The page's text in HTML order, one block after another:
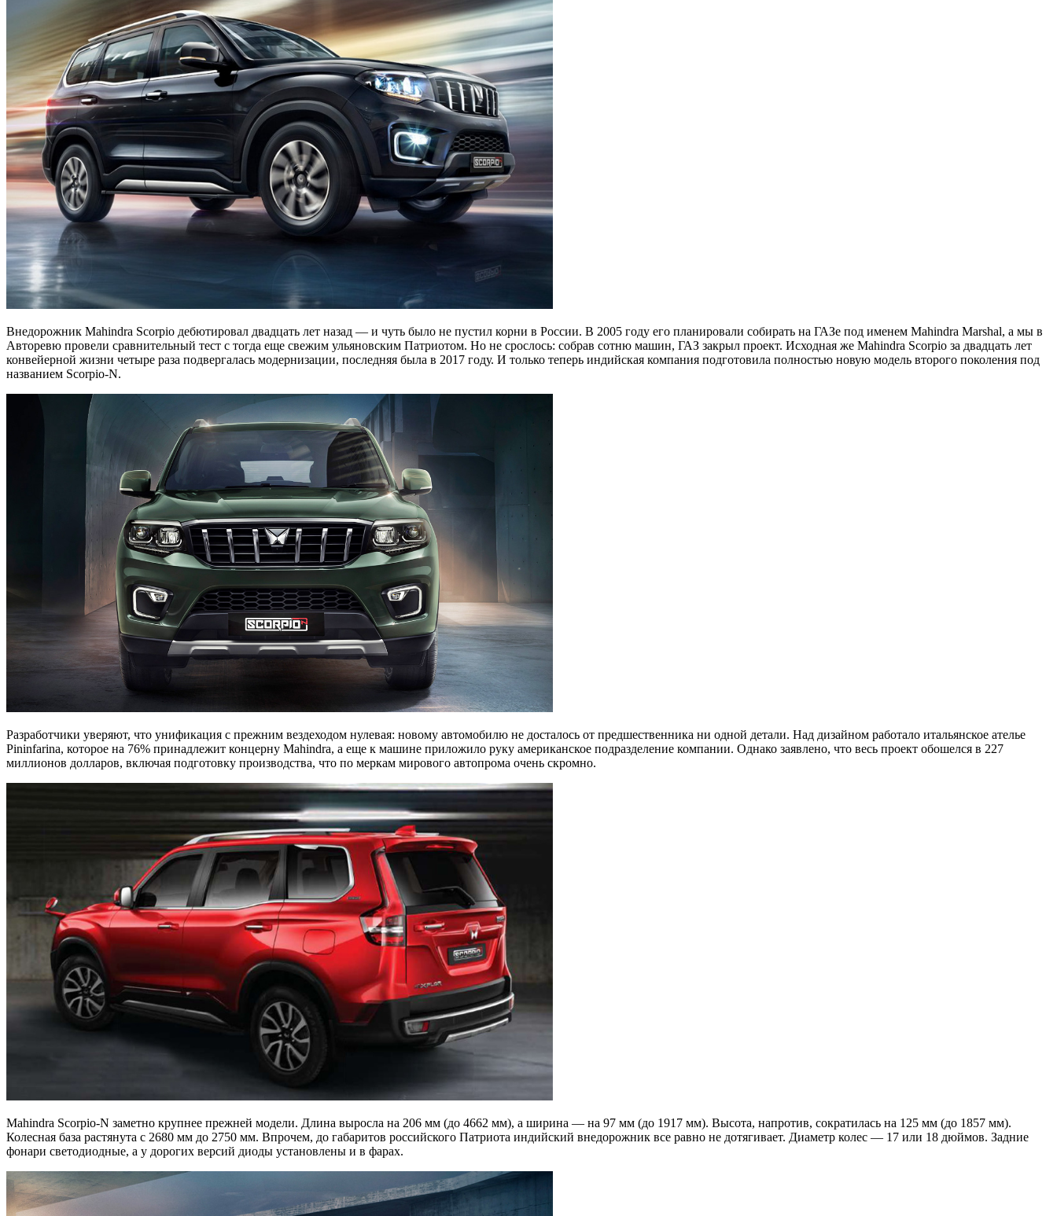
Внедорожник Mahindra Scorpio дебютировал двадцать лет назад — и чуть было не пустил корни в России. В 2005 году его планировали собирать на ГАЗе под именем Mahindra Marshal, а мы в
Авторевю провели сравнительный тест с тогда еще свежим ульяновским Патриотом. Но не срослось: собрав сотню машин, ГАЗ закрыл проект. Исходная же Mahindra Scorpio за двадцать лет
конвейерной жизни четыре раза подвергалась модернизации, последняя была в 2017 году. И только теперь индийская компания подготовила полностью новую модель второго поколения под
названием Scorpio-N.
Разработчики уверяют, что унификация с прежним вездеходом нулевая: новому автомобилю не досталось от предшественника ни одной детали. Над дизайном работало итальянское ателье
Pininfarina, которое на 76% принадлежит концерну Mahindra, а еще к машине приложило руку американское подразделение компании. Однако заявлено, что весь проект обошелся в 227
миллионов долларов, включая подготовку производства, что по меркам мирового автопрома очень скромно.
Mahindra Scorpio-N заметно крупнее прежней модели. Длина выросла на 206 мм (до 4662 мм), а ширина — на 97 мм (до 1917 мм). Высота, напротив, сократилась на 125 мм (до 1857 мм).
Колесная база растянута с 2680 мм до 2750 мм. Впрочем, до габаритов российского Патриота индийский внедорожник все равно не дотягивает. Диаметр колес — 17 или 18 дюймов. Задние
фонари светодиодные, а у дорогих версий диоды установлены и в фарах.